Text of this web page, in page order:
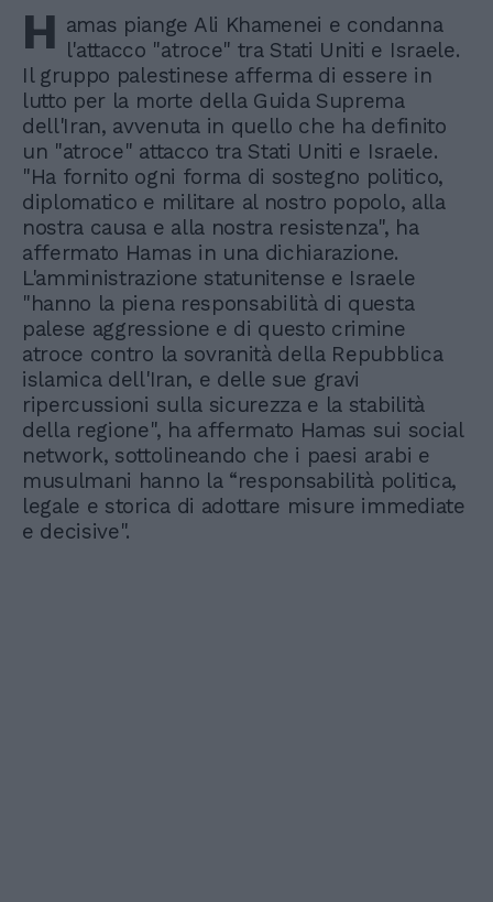
H amas piange Ali Khamenei e condanna
l'attacco "atroce" tra Stati Uniti e Israele.
Il gruppo palestinese afferma di essere in
lutto per la morte della Guida Suprema
dell'Iran, avvenuta in quello che ha definito
un "atroce" attacco tra Stati Uniti e Israele.
"Ha fornito ogni forma di sostegno politico,
diplomatico e militare al nostro popolo, alla
nostra causa e alla nostra resistenza", ha
affermato Hamas in una dichiarazione.
L'amministrazione statunitense e Israele
"hanno la piena responsabilità di questa
palese aggressione e di questo crimine
atroce contro la sovranità della Repubblica
islamica dell'Iran, e delle sue gravi
ripercussioni sulla sicurezza e la stabilità
della regione", ha affermato Hamas sui social
network, sottolineando che i paesi arabi e
musulmani hanno la “responsabilità politica,
legale e storica di adottare misure immediate
e decisive".